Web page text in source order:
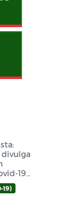
divulga
19
01)
19)